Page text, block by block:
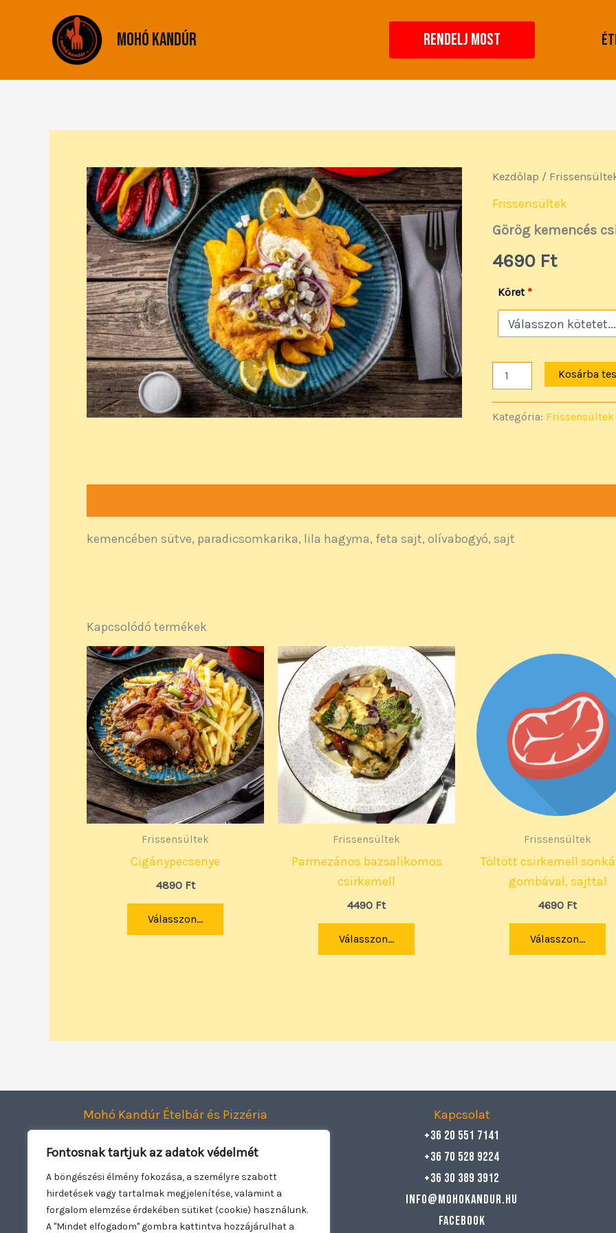
Fontosnak tartjuk az adatok védelmét
A böngészési élmény fokozása, a személyre szabott
hirdetések vagy tartalmak megjelenítése, valamint a
forgalom elemzése érdekében sütiket (cookie) használunk.
A "Mindet elfogadom" gombra kattintva hozzájárulhat a
Mohó Kandúr RENDELJ MOST
Kezdőlap /
Frissensültek
Görög kemencés
4690 Ft
Köret*
Görög
kemencés
csirkemell
Kosárba
Kategória: Frissensültek
kemencében sütve, paradicsomkarika, lila hagyma, feta sajt, olívabogyó, sajt
Kapcsolódó termékek
Frissensültek
Cigánypecsenye
4890 Ft
Válasszon...
Frissensültek
Parmezános bazsalikomos
csirkemell
4490 Ft
Válasszon...
Frissensültek
Töltött csirkemell
gombával, sajttal
4690 Ft
Válasszon...
Mohó Kandúr Ételbár és Pizzéria
2120 Dunakeszi, Jászai Mari utca 1.
Adószám: 27943782-2-13
Oldal üzemeltető:Woowebsite.eu
Kapcsolat
+36 20 551 7141
+36 70 528 9224
+36 30 389 3912
info@mohokandur.hu
Facebook